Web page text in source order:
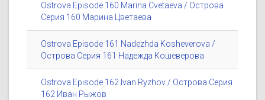
Ostrova Episode 160 Marina Cvetaeva / Острова
Серия 160 Марина Цветаева
Ostrova Episode 161 Nadezhda Kosheverova /
Острова Серия 161 Надежда Кошеверова
Ostrova Episode 162 Ivan Ryzhov / Острова Серия
162 Иван Рыжов